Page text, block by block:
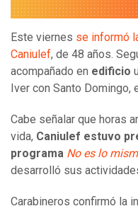
Este viernes se informó
Caniulef, de 48 años.
acompañado en edificio
Iver con Santo Domingo,
Cabe señalar que horas
vida, Caniulef estuvo
programa No es lo
desarrolló sus
Carabineros confirmó la